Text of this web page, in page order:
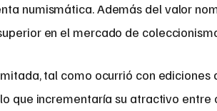
numismática. Además del valor
en el mercado de
tal como ocurrió con ediciones
que incrementaría su atractivo